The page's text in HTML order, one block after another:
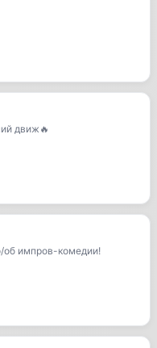
движ🔥
об импров-комедии!